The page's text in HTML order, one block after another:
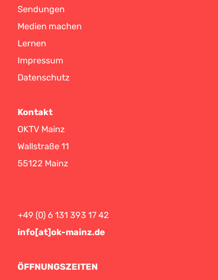
Sendungen
Medien machen
Lernen
Impressum
Datenschutz
Kontakt
OKTV Mainz
Wallstraße 11
55122 Mainz
+49 (0) 6 131 393 17 42
info[at]ok-mainz.de
ÖFFNUNGSZEITEN